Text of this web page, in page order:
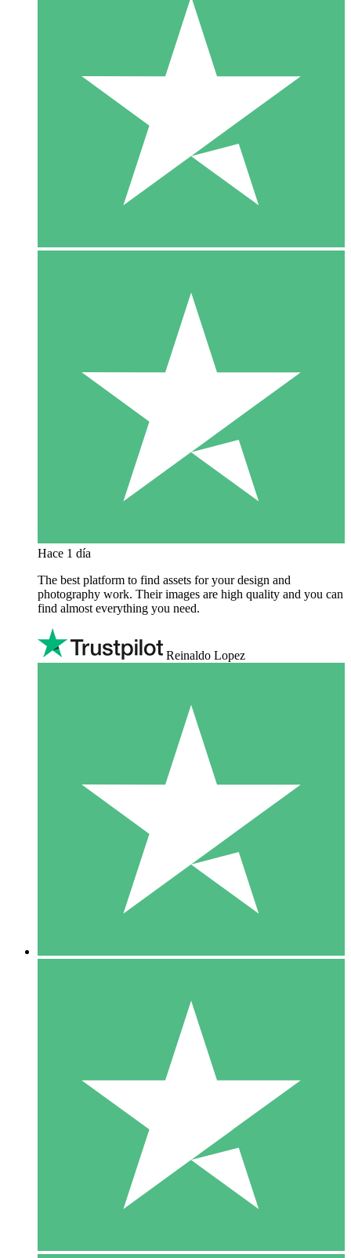
Hace 1 día
The best platform to find assets for your design and
photography work. Their images are high quality and you can
find almost everything you need.
Reinaldo Lopez